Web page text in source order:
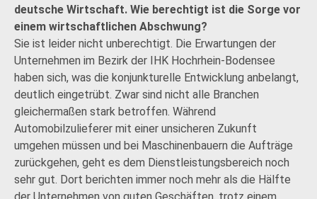
deutsche Wirtschaft. Wie berechtigt ist die Sorge vor
einem wirtschaftlichen Abschwung?
Sie ist leider nicht unberechtigt. Die Erwartungen der
Unternehmen im Bezirk der IHK Hochrhein-Bodensee
haben sich, was die konjunkturelle Entwicklung anbelangt,
deutlich eingetrübt. Zwar sind nicht alle Branchen
gleichermaßen stark betroffen. Während
Automobilzulieferer mit einer unsicheren Zukunft
umgehen müssen und bei Maschinenbauern die Aufträge
zurückgehen, geht es dem Dienstleistungsbereich noch
sehr gut. Dort berichten immer noch mehr als die Hälfte